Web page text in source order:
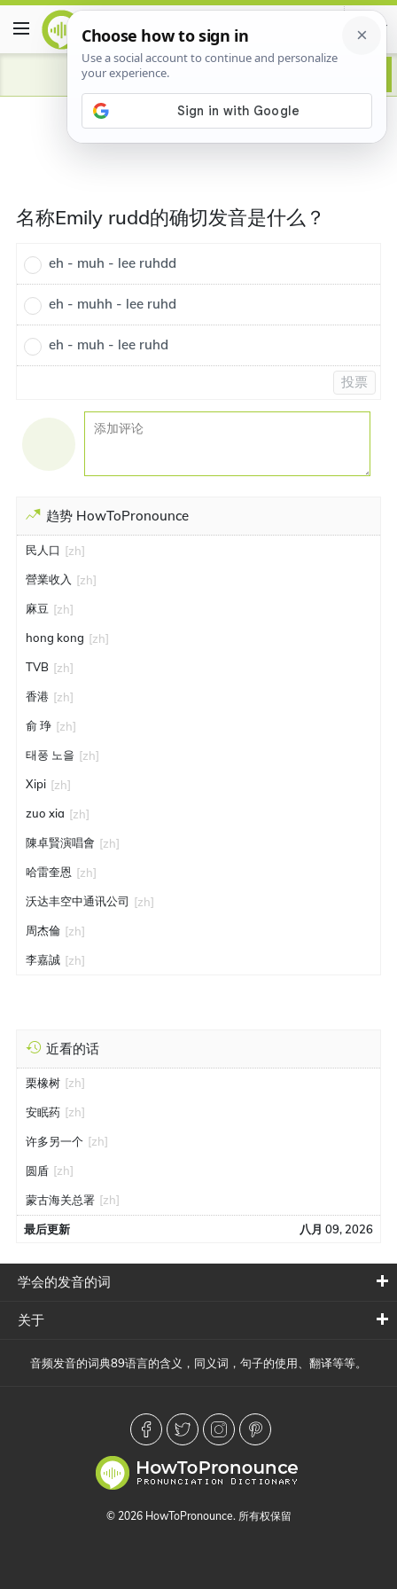
名称Emily rudd的确切发音是什么？
eh - muh - lee ruhdd
eh - muhh - lee ruhd
eh - muh - lee ruhd
投票
趋势 HowToPronounce
民人口 [zh]
營業收入 [zh]
麻豆 [zh]
hong kong [zh]
TVB [zh]
香港 [zh]
俞 琤 [zh]
태풍 노을 [zh]
Xipi [zh]
zuo xia [zh]
陳卓賢演唱會 [zh]
哈雷奎恩 [zh]
沃达丰空中通讯公司 [zh]
周杰倫 [zh]
李嘉誠 [zh]
近看的话
栗橡树 [zh]
安眠药 [zh]
许多另一个 [zh]
圆盾 [zh]
蒙古海关总署 [zh]
最后更新 八月 09, 2026
学会的发音的词
关于
音频发音的词典89语言的含义，同义词，句子的使用、翻译等等。
© 2026 HowToPronounce. 所有权保留